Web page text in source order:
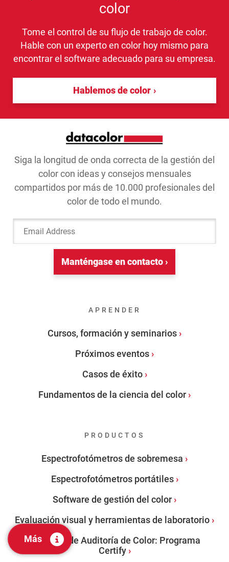
color
Tome el control de su flujo de trabajo de color.
Hable con un experto en color hoy mismo para
encontrar el software adecuado para su empresa.
Hablemos de color
Siga la longitud de onda correcta de la gestión del
color con ideas y consejos mensuales
compartidos por más de 10.000 profesionales del
color de todo el mundo.
Email Address
Manténgase en contacto ›
APRENDER
Cursos, formación y seminarios
Próximos eventos
Casos de éxito
Fundamentos de la ciencia del color
PRODUCTOS
Espectrofotómetros de sobremesa
Espectrofotómetros portátiles
Software de gestión del color
Evaluación visual y herramientas de laboratorio
Servicios de Auditoría de Color: Programa
Certify
Más